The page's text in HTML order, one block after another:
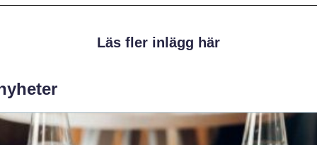
Läs fler inlägg här